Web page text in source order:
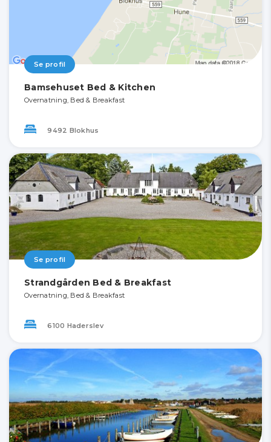
Se profil
Bamsehuset Bed & Kitchen
Overnatning, Bed & Breakfast
9492 Blokhus
Se profil
Strandgården Bed & Breakfast
Overnatning, Bed & Breakfast
6100 Haderslev